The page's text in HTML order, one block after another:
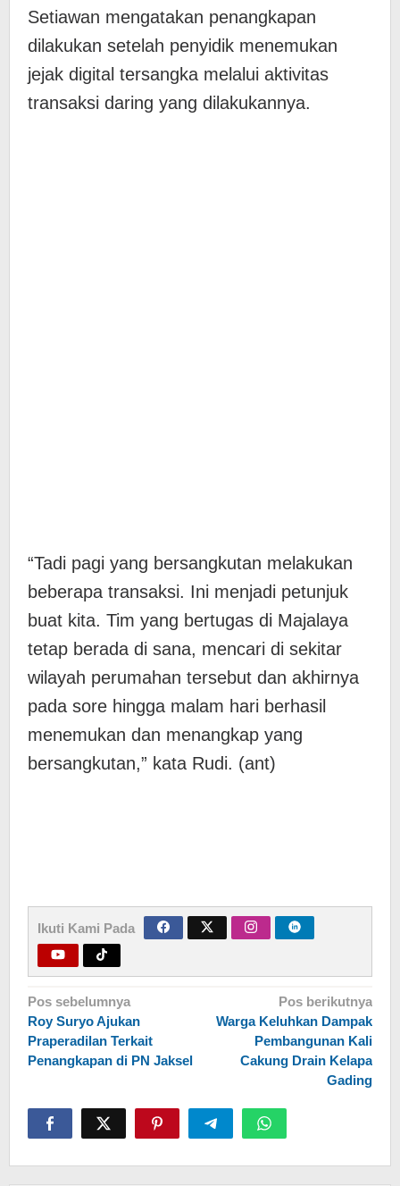
Setiawan mengatakan penangkapan
dilakukan setelah penyidik menemukan
jejak digital tersangka melalui aktivitas
transaksi daring yang dilakukannya.
“Tadi pagi yang bersangkutan melakukan
beberapa transaksi. Ini menjadi petunjuk
buat kita. Tim yang bertugas di Majalaya
tetap berada di sana, mencari di sekitar
wilayah perumahan tersebut dan akhirnya
pada sore hingga malam hari berhasil
menemukan dan menangkap yang
bersangkutan,” kata Rudi. (ant)
Ikuti Kami Pada
Navigasi
pos
Pos sebelumnya
Roy Suryo Ajukan
Praperadilan Terkait
Penangkapan di PN Jaksel
Pos berikutnya
Warga Keluhkan Dampak
Pembangunan Kali
Cakung Drain Kelapa
Gading